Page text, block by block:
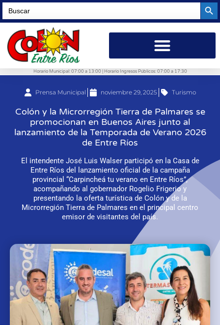
Search
for:
Horario Municipal: 07:00 a 13:00 | Horario Ingresos Públicos: 07:00 a 17:30
Prensa Municipal noviembre 29, 2025 Turismo
Colón y la Microrregión Tierra de Palmares se
promocionan en Buenos Aires junto al
lanzamiento de la Temporada de Verano 2026
de Entre Ríos
El intendente José Luis Walser participó en la Casa de
Entre Ríos del lanzamiento oficial de la campaña
provincial “Carpincheá tu verano en Entre Ríos”,
acompañando al gobernador Rogelio Frigerio y
presentando la oferta turística de Colón y de la
Microrregión Tierra de Palmares en el principal centro
emisor de visitantes del país.